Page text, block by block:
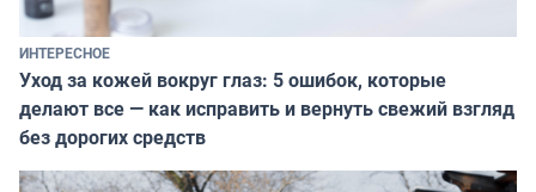
ИНТЕРЕСНОЕ
Уход за кожей вокруг глаз: 5 ошибок, которые
делают все — как исправить и вернуть свежий взгляд
без дорогих средств